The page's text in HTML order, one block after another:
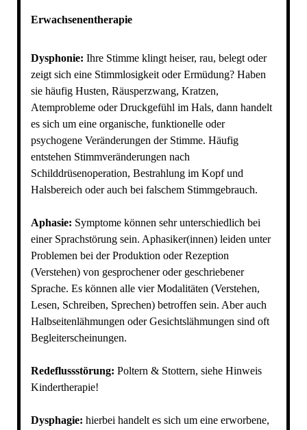
Erwachsenentherapie
Dysphonie: Ihre Stimme klingt heiser, rau, belegt oder
zeigt sich eine Stimmlosigkeit oder Ermüdung? Haben
sie häufig Husten, Räusperzwang, Kratzen,
Atemprobleme oder Druckgefühl im Hals, dann handelt
es sich um eine organische, funktionelle oder
psychogene Veränderungen der Stimme. Häufig
entstehen Stimmveränderungen nach
Schilddrüsenoperation, Bestrahlung im Kopf und
Halsbereich oder auch bei falschem Stimmgebrauch.
Aphasie: Symptome können sehr unterschiedlich bei
einer Sprachstörung sein. Aphasiker(innen) leiden unter
Problemen bei der Produktion oder Rezeption
(Verstehen) von gesprochener oder geschriebener
Sprache. Es können alle vier Modalitäten (Verstehen,
Lesen, Schreiben, Sprechen) betroffen sein. Aber auch
Halbseitenlähmungen oder Gesichtslähmungen sind oft
Begleiterscheinungen.
Redeflussstörung: Poltern & Stottern, siehe Hinweis
Kindertherapie!
Dysphagie: hierbei handelt es sich um eine erworbene,